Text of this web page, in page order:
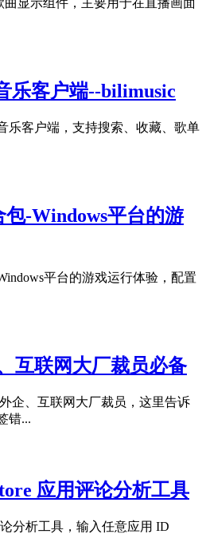
曲显示组件，主要用于在直播画面
乐客户端--bilimusic
乐客户端，支持搜索、收藏、歌单
-Windows平台的游
平台的游戏运行体验，配置
互联网大厂裁员必备
企、互联网大厂裁员，这里告诉
错...
应用评论分析工具
论分析工具，输入任意应用 ID